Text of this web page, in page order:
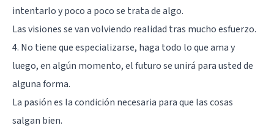
intentarlo y poco a poco se trata de algo.
Las visiones se van volviendo realidad tras mucho esfuerzo.
4. No tiene que especializarse, haga todo lo que ama y
luego, en algún momento, el futuro se unirá para usted de
alguna forma.
La pasión es la condición necesaria para que las cosas
salgan bien.